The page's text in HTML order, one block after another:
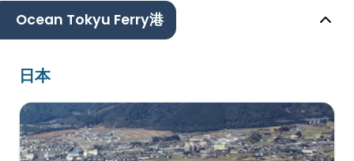
Ocean Tokyu Ferry港
日本